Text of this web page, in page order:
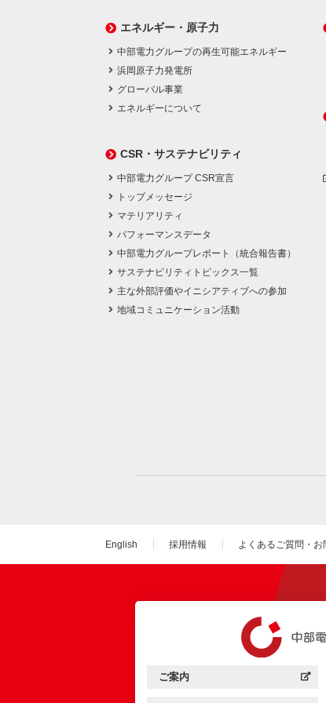
エネルギー・原子力
中部電力グループの再生可能エネルギー
浜岡原子力発電所
グローバル事業
エネルギーについて
CSR・サステナビリティ
中部電力グループ CSR宣言
トップメッセージ
マテリアリティ
パフォーマンスデータ
中部電力グループレポート（統合報告書）
サステナビリティトピックス一覧
主な外部評価やイニシアティブへの参加
地域コミュニケーション活動
English 採用情報 よくあるご質問・お
中部電力パワーグリッド：
ご案内
（新しいウィンドウを開きます）